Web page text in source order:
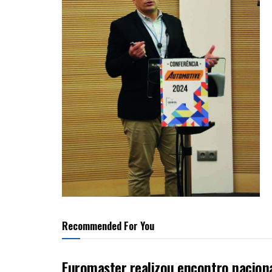
Recommended For You
Euromaster realizou encontro